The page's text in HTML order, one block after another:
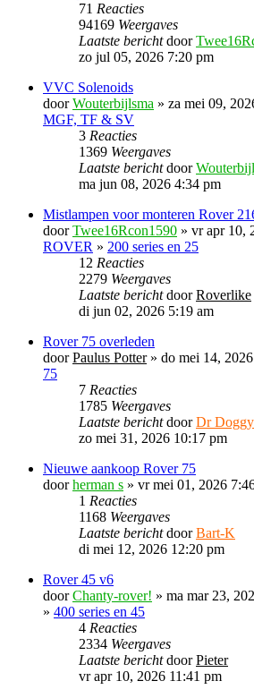
71 Reacties
94169 Weergaves
Laatste berichtdoor
zo jul 05, 2026 7:20 pm
VVC Solenoids
doorWouterbijlsma » za mei 09,
MGF, TF & SV
3 Reacties
1369 Weergaves
Laatste berichtdoor
ma jun 08, 2026 4:34 pm
Mistlampen voor monteren Rover
doorTwee16Rcon1590 » vr apr 10,
ROVER » 200 series en 25
12 Reacties
2279 Weergaves
Laatste berichtdoorRoverlike
di jun 02, 2026 5:19 am
Rover 75 overleden
doorPaulus Potter» do mei 14,
75
7 Reacties
1785 Weergaves
Laatste berichtdoorDr
zo mei 31, 2026 10:17 pm
Nieuwe aankoop Rover 75
doorherman s » vr mei 01, 2026
1 Reacties
1168 Weergaves
Laatste berichtdoorBart-K
di mei 12, 2026 12:20 pm
Rover 45 v6
doorChanty-rover! » ma mar 23,
» 400 series en 45
4 Reacties
2334 Weergaves
Laatste berichtdoorPieter
vr apr 10, 2026 11:41 pm